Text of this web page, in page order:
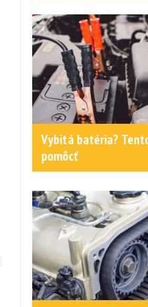
Vybitá batéria?
pomôcť